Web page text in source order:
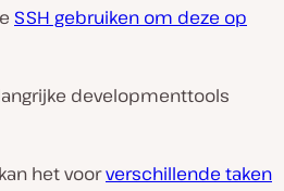
SSH gebruiken om deze op
developmenttools
het voorverschillende taken